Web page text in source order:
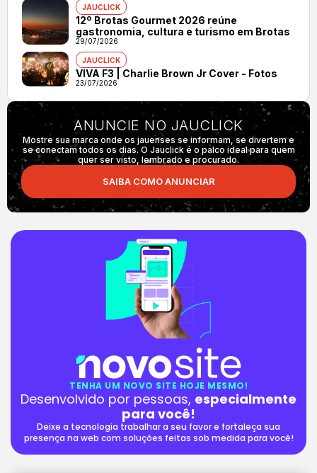
JAUCLICK
12º Brotas Gourmet 2026 reúne
gastronomia, cultura e turismo em Brotas
29/07/2026
JAUCLICK
VIVA F3 | Charlie Brown Jr Cover - Fotos
23/07/2026
ANUNCIE NO JAUCLICK
Mostre sua marca onde os jauenses se informam, se divertem e
se conectam todos os dias. O Jauclick é o palco ideal para quem
quer ser visto, lembrado e procurado.
SAIBA COMO ANUNCIAR
TENHA UM NOVO SITE HOJE MESMO!
Desenvolvido por pessoas, especialmente
para você!
Deixe a tecnologia trabalhar a seu favor e fortaleça sua
presença na web com soluções feitas sob medida para você!